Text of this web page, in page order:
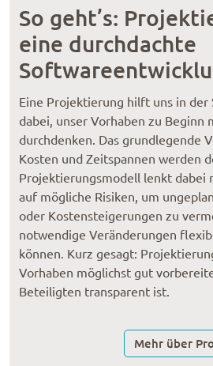
So geht’s:
eine durchdachte
Eine Projektierung hilft uns in
dabei, unser Vorhaben zu Beginn
durchdenken. Das grundlegende
Kosten und Zeitspannen werden
Projektierungsmodell lenkt dabei
auf mögliche Risiken, um
oder Kostensteigerungen zu
notwendige Veränderungen
können. Kurz gesagt:
Vorhaben möglichst gut
Beteiligten transparent ist.
Mehr über